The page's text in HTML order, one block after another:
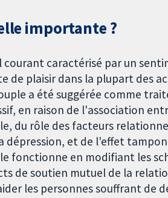
importante ?
caractérisé par un
de plaisir dans la plupart des
a été suggérée comme
en raison de l'association
du rôle des facteurs
dépression, et de l'effet
fonctionne en modifiant les
de soutien mutuel de la
les personnes souffrant de